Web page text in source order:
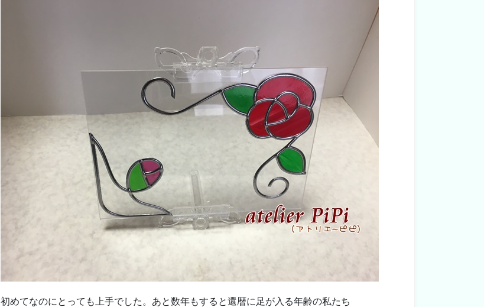
初めてなのにとっても上手でした。あと数年もすると還暦に足が入る年齢の私たち